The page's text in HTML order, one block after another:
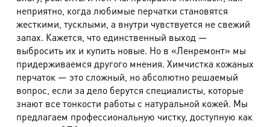
Платье свадебное
2850 руб.
Платье свадебное со шлейфом
Комбинезон из легких тканей
790 руб.
Костюм карнавальный, демонстрационный
1900 руб.
Сложными считаются изделия при наличии рюшей,
неприятно, когда любимые перчатки становятся
жесткими, тусклыми, а внутри чувствуется не свежий
запах. Кажется, что единственный выход —
выбросить их и купить новые. Но в «Ленремонт» мы
придерживаемся другого мнения. Химчистка кожаных
перчаток — это сложный, но абсолютно решаемый
вопрос, если за дело берутся специалисты, которые
знают все тонкости работы с натуральной кожей. Мы
предлагаем профессиональную чистку, доступную как